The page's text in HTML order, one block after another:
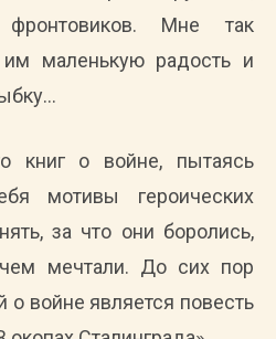
Мне так
им маленькую радость и
книг о войне, пытаясь
мотивы героических
за что они боролись,
мечтали. До сих пор
войне является повесть